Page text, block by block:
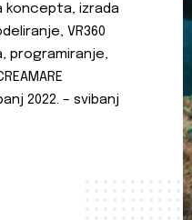
koncepta, izrada
VR360
programiranje,
2022. – svibanj